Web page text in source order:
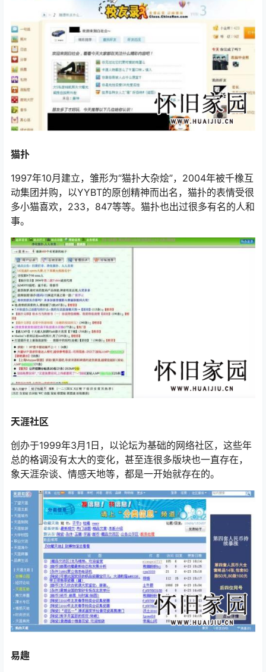
猫扑
1997年10月建立，雏形为“猫扑大杂烩”，2004年被千橡互
动集团并购，以YYBT的原创精神而出名，猫扑的表情受很
多小猫喜欢，233，847等等。猫扑也出过很多有名的人和
事。
天涯社区
创办于1999年3月1日，以论坛为基础的网络社区，这些年
总的格调没有太大的变化，甚至连很多版块也一直存在，
象天涯杂谈、情感天地等，都是一开始就存在的。
易趣